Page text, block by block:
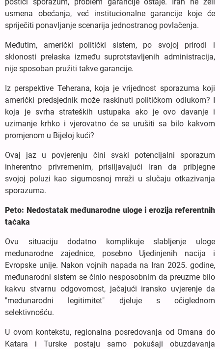
usmena obećanja, već institucionalne garancije koje će
spriječiti ponavljanje scenarija jednostranog povlačenja.
Međutim, američki politički sistem, po svojoj prirodi i
sklonosti prelaska između suprotstavljenih administracija,
nije sposoban pružiti takve garancije.
Iz perspektive Teherana, koja je vrijednost sporazuma koji
američki predsjednik može raskinuti političkom odlukom? I
koja je svrha strateških ustupaka ako je ovo davanje i
uzimanje krhko i vjerovatno će se urušiti sa bilo kakvom
promjenom u Bijeloj kući?
Ovaj jaz u povjerenju čini svaki potencijalni sporazum
inherentno privremenim, prisiljavajući Iran da pribjegne
svojoj poluzi kao sigurnosnoj mreži u slučaju otkazivanja
sporazuma.
Peto: Nedostatak međunarodne uloge i erozija referentnih
tačaka
Ovu situaciju dodatno komplikuje slabljenje uloge
međunarodne zajednice, posebno Ujedinjenih nacija i
Evropske unije. Nakon vojnih napada na Iran 2025. godine,
međunarodni sistem se činio nesposobnim da preuzme bilo
kakvu stvarnu odgovornost, jačajući iransko uvjerenje da
"međunarodni legitimitet" djeluje s očiglednom
selektivnošću.
U ovom kontekstu, regionalna posredovanja od Omana do
Katara i Turske postaju samo pokušaji obuzdavanja